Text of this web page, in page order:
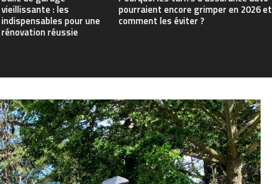
vieillissante : les
indispensables pour une
rénovation réussie
pourraient encore grimper en 2026 et
comment les éviter ?